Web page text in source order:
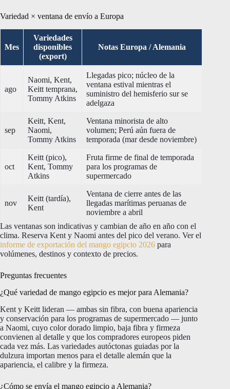
Variedad × ventana de envío a Europa
Mes
Variedades
disponibles
(export)
Notas Europa / Alemania
ago
Naomi, Kent,
Keitt temprana,
Tommy Atkins
Llegadas pico; núcleo de la
ventana estival mientras el
suministro del hemisferio sur se
adelgaza
sep
Keitt, Kent,
Naomi,
Tommy Atkins
Ventana minorista de alto
volumen; Perú aún fuera de
temporada (mar desde noviembre)
oct
Keitt (pico),
Kent, Tommy
Atkins
Fruta firme de final de temporada
para los programas de
supermercado
nov
Keitt (tardía),
Kent
Ventana de cierre antes de las
llegadas marítimas peruanas de
noviembre a abril
Las ventanas son indicativas y cambian de año en año con el
clima. Reserva Kent y Naomi antes del pico del verano. Ver el
informe de exportación del mango egipcio 2026 para
volúmenes, destinos y contexto de precios.
Preguntas frecuentes
¿Qué variedad de mango egipcio es mejor para Alemania?
Kent y Keitt lideran — ambas sin fibra, con buena apariencia
y conservación para los programas de supermercado — junto
a Naomi, cuyo color dorado limpio, baja fibra y firmeza
convienen al detalle y que los compradores europeos piden
cada vez más. Las variedades autóctonas guiadas por la
dulzura importan menos para el detalle alemán que la
apariencia, el calibre y la firmeza.
¿Cómo se envía el mango egipcio a Alemania?